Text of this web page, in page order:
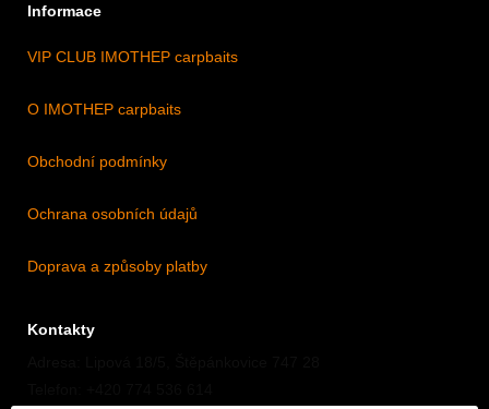
Informace
VIP CLUB IMOTHEP carpbaits
O IMOTHEP carpbaits
Obchodní podmínky
Ochrana osobních údajů
Doprava a způsoby platby
Kontakty